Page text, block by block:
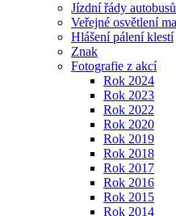
Jízdní řády autobusů
Veřejné osvětlení
Hlášení pálení klestí
Znak
Fotografie z akcí
Rok 2024
Rok 2023
Rok 2022
Rok 2020
Rok 2019
Rok 2018
Rok 2017
Rok 2016
Rok 2015
Rok 2014